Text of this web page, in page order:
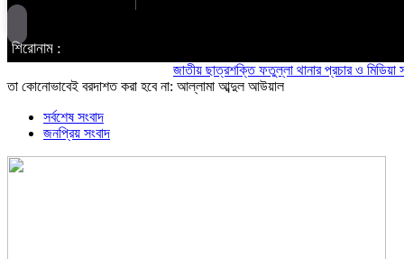
শিরোনাম :
জাতীয় ছাত্রশক্তি ফতুল্লা থানার প্রচার ও মিডিয়া সম্পাদক
তা কোনোভাবেই বরদাশত করা হবে না: আল্লামা আব্দুল আউয়াল
সর্বশেষ সংবাদ
জনপ্রিয় সংবাদ